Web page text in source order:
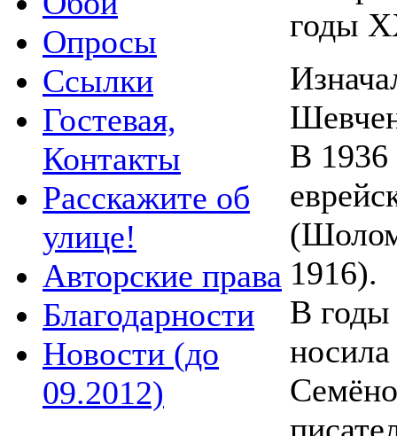
Опросы
Ссылки
Гостевая,
Контакты
Расскажите об
улице!
Авторские права
Благодарности
Новости (до
09.2012)
годы
В 1936
1916).
В годы